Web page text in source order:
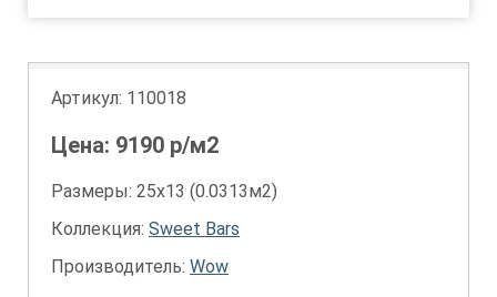
Артикул: 110018
Цена: 9190 р/м2
Размеры: 25х13 (0.0313м2)
Коллекция: Sweet Bars
Производитель: Wow